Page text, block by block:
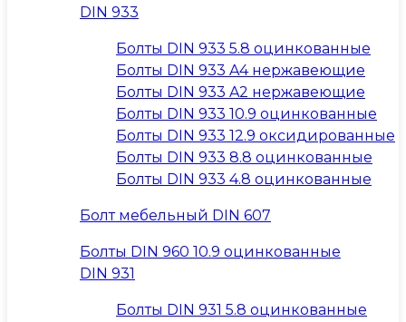
DIN 933
Болты DIN 933 5.8 оцинкованные
Болты DIN 933 A4 нержавеющие
Болты DIN 933 A2 нержавеющие
Болты DIN 933 10.9 оцинкованные
Болты DIN 933 12.9 оксидированные
Болты DIN 933 8.8 оцинкованные
Болты DIN 933 4.8 оцинкованные
Болт мебельный DIN 607
Болты DIN 960 10.9 оцинкованные
DIN 931
Болты DIN 931 5.8 оцинкованные